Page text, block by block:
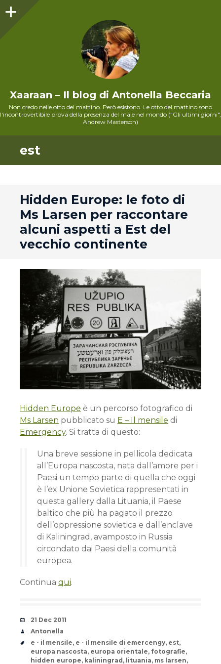
Xaaraan – Il blog di Antonella Beccaria
Non credo nelle otto del mattino. Però esistono. Le otto del mattino sono
l'incontrovertibile prova della presenza del male nel mondo ("Gli ultimi giorni",
Andrew Masterson)
est
Hidden Europe: le foto di
Ms Larsen per raccontare
alcuni aspetti a Est del
vecchio continente
Hidden Europe è un percorso fotografico di
Ms Larsen pubblicato su E – Il mensile di
Emergency. Si tratta di questo:
Una breve sessione in pellicola dedicata
all’Europa nascosta, nata dall’amore per i
Paesi un tempo parte di quella che oggi
è l’ex Unione Sovietica rappresentati in
questa gallery dalla Lituania, il Paese
baltico che più ha pagato il prezzo
dell’oppressione sovietica e dall’enclave
di Kaliningrad, avamposto in Russia
circondato dai Paesi della comunità
europea.
Continua qui.
Date
21 Dec 2011
Author
Antonella
Tags
e - il mensile, e - il mensile di emercengy, est,
europa nascosta, europa orientale, fotografie,
hidden europe, kaliningrad , lituania, ms larsen,